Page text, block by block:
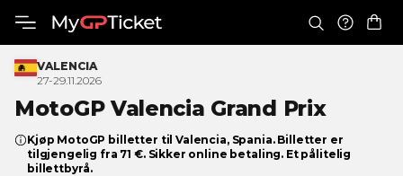
VALENCIA
27-29.11.2026
MotoGP Valencia Grand Prix
Kjøp MotoGP billetter til Valencia, Spania. Billetter er
tilgjengelig fra 71 €. Sikker online betaling. Et pålitelig
billettbyrå.